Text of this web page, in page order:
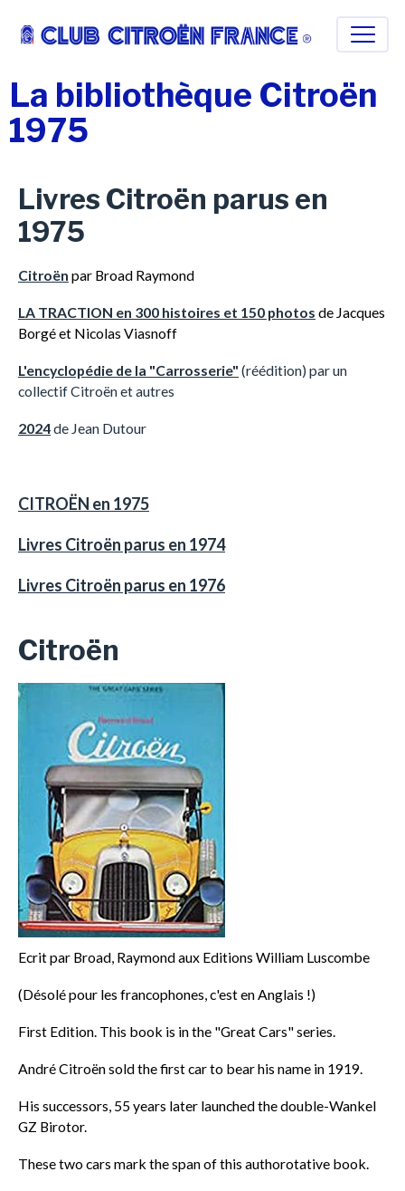
La bibliothèque Citroën
1975
Livres Citroën parus en
1975
Citroën par Broad Raymond
LA TRACTION en 300 histoires et 150 photos de Jacques
Borgé et Nicolas Viasnoff
L'encyclopédie de la "Carrosserie" (réédition) par un
collectif Citroën et autres
2024de Jean Dutour
CITROËN en 1975
Livres Citroën parus en 1974
Livres Citroën parus en 1976
Citroën
Ecrit par Broad, Raymond aux Editions William Luscombe
(Désolé pour les francophones, c'est en Anglais !)
First Edition. This book is in the "Great Cars" series.
André Citroën sold the first car to bear his name in 1919.
His successors, 55 years later launched the double-Wankel
GZ Birotor.
These two cars mark the span of this authorotative book.